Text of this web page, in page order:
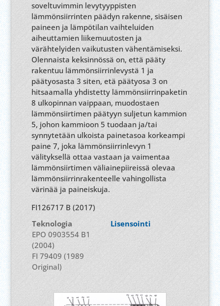
soveltuvimmin levytyyppisten
lämmönsiirrinten päädyn rakenne, sisäisen
paineen ja lämpötilan vaihteluiden
aiheuttamien liikemuutosten ja
värähtelyiden vaikutusten vähentämiseksi.
Olennaista keksinnössä on, että pääty
rakentuu lämmönsiirrinlevystä 1 ja
päätyosasta 3 siten, etä päätyosa 3 on
hitsaamalla yhdistetty lämmönsiirrinpaketin
8 ulkopinnan vaippaan, muodostaen
lämmönsiirtimen päätyyn suljetun kammion
5, johon kammioon 5 tuodaan ja/tai
synnytetään ulkoista painetasoa korkeampi
paine 7, joka lämmönsiirrinlevyn 1
välityksellä ottaa vastaan ja vaimentaa
lämmönsiirtimen väliainepiireissä olevaa
lämmönsiirrinrakenteelle vahingollista
värinää ja paineiskuja.
FI126717 B (2017)
Teknologia
EPO 0903554 B1
(2004)
FI 79409 (1989
Original)
Lisensointi